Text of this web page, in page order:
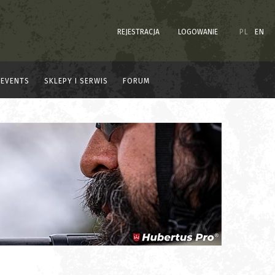
REJESTRACJA LOGOWANIE PL EN
EVENTS SKLEPY I SERWIS FORUM